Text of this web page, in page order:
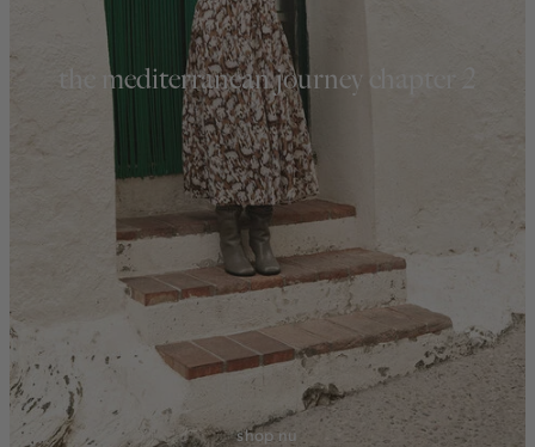
the mediterranean journey chapter 2
shop nu